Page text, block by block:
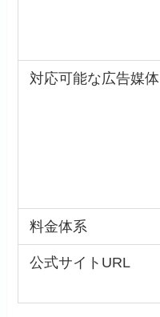
対応可能な広告媒体
料金体系
公式サイトURL